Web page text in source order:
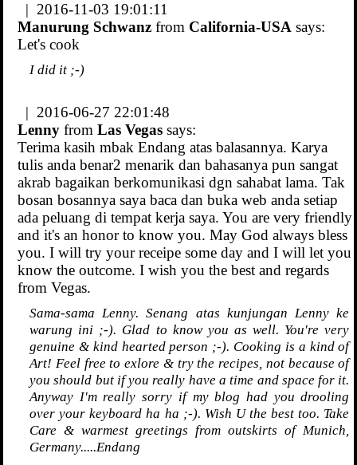
| 2016-11-03 19:01:11
Manurung Schwanz from California-USA says:
Let's cook
I did it ;-)
| 2016-06-27 22:01:48
Lenny from Las Vegas says:
Terima kasih mbak Endang atas balasannya. Karya
tulis anda benar2 menarik dan bahasanya pun sangat
akrab bagaikan berkomunikasi dgn sahabat lama. Tak
bosan bosannya saya baca dan buka web anda setiap
ada peluang di tempat kerja saya. You are very friendly
and it's an honor to know you. May God always bless
you. I will try your receipe some day and I will let you
know the outcome. I wish you the best and regards
from Vegas.
Sama-sama Lenny. Senang atas kunjungan Lenny ke
warung ini ;-). Glad to know you as well. You're very
genuine & kind hearted person ;-). Cooking is a kind of
Art! Feel free to exlore & try the recipes, not because of
you should but if you really have a time and space for it.
Anyway I'm really sorry if my blog had you drooling
over your keyboard ha ha ;-). Wish U the best too. Take
Care & warmest greetings from outskirts of Munich,
Germany.....Endang